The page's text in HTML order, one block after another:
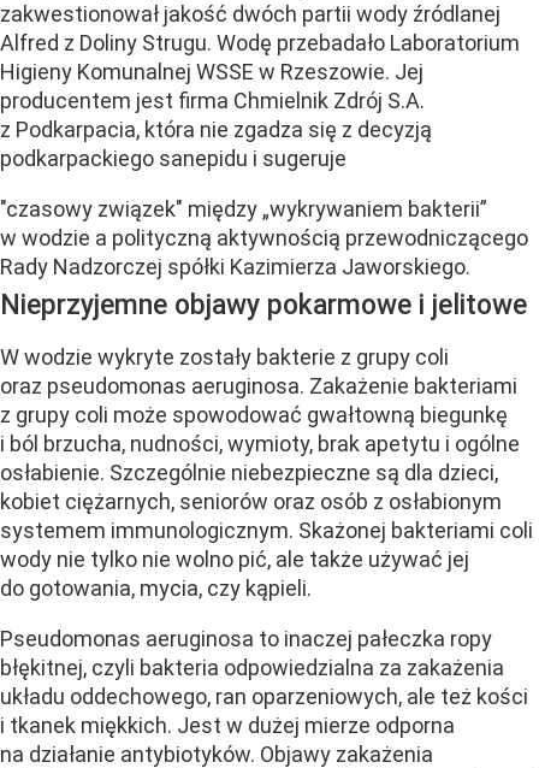
zakwestionował jakość dwóch partii wody źródlanej
Alfred z Doliny Strugu. Wodę przebadało Laboratorium
Higieny Komunalnej WSSE w Rzeszowie. Jej
producentem jest firma Chmielnik Zdrój S.A.
z Podkarpacia, która nie zgadza się z decyzją
podkarpackiego sanepidu i sugeruje
"czasowy związek" między „wykrywaniem bakterii”
w wodzie a polityczną aktywnością przewodniczącego
Rady Nadzorczej spółki Kazimierza Jaworskiego.
Nieprzyjemne objawy pokarmowe i jelitowe
W wodzie wykryte zostały bakterie z grupy coli
oraz pseudomonas aeruginosa. Zakażenie bakteriami
z grupy coli może spowodować gwałtowną biegunkę
i ból brzucha, nudności, wymioty, brak apetytu i ogólne
osłabienie. Szczególnie niebezpieczne są dla dzieci,
kobiet ciężarnych, seniorów oraz osób z osłabionym
systemem immunologicznym. Skażonej bakteriami coli
wody nie tylko nie wolno pić, ale także używać jej
do gotowania, mycia, czy kąpieli.
Pseudomonas aeruginosa to inaczej pałeczka ropy
błękitnej, czyli bakteria odpowiedzialna za zakażenia
układu oddechowego, ran oparzeniowych, ale też kości
i tkanek miękkich. Jest w dużej mierze odporna
na działanie antybiotyków. Objawy zakażenia